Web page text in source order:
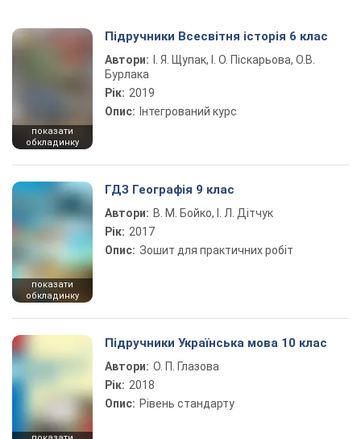
показати
обкладинку
Підручники Всесвітня історія 6 клас
Автори:
І. Я. Щупак, І. О. Піскарьова, О.В.
Бурлака
Рік: 2019
Опис: Інтегрований курс
показати
обкладинку
ГДЗ Географія 9 клас
Автори: В. М. Бойко, І. Л. Дітчук
Рік: 2017
Опис: Зошит для практичних робіт
Підручники Українська мова 10 клас
Автори: О. П. Глазова
Рік: 2018
Опис: Рівень стандарту